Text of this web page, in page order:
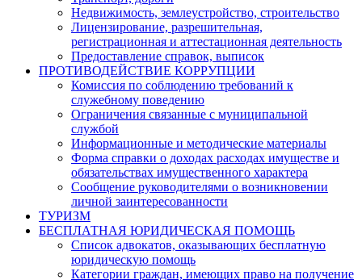
Недвижимость, землеустройство, строительство
Лицензирование, разрешительная,
регистрационная и аттестационная деятельность
Предоставление справок, выписок
ПРОТИВОДЕЙСТВИЕ КОРРУПЦИИ
Комиссия по соблюдению требований к
служебному поведению
Ограничения связанные с муниципальной
службой
Информационные и методические материалы
Форма справки о доходах расходах имуществе и
обязательствах имущественного характера
Сообщение руководителями о возникновении
личной заинтересованности
ТУРИЗМ
БЕСПЛАТНАЯ ЮРИДИЧЕСКАЯ ПОМОЩЬ
Список адвокатов, оказывающих бесплатную
юридическую помощь
Категории граждан, имеющих право на получение